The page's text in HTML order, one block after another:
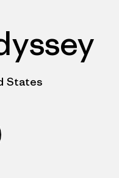
States